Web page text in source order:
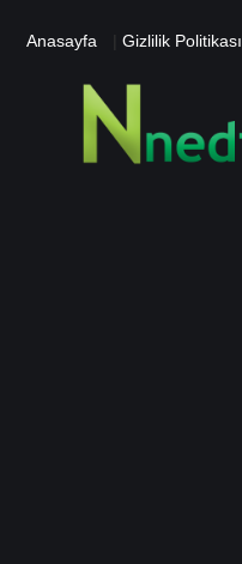
Anasayfa |Gizlilik Politikası